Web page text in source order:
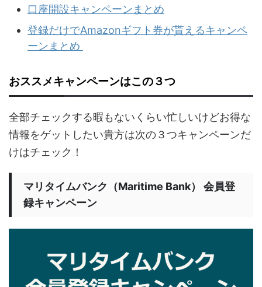
口座開設キャンペーンまとめ
登録だけでAmazonギフト券が貰えるキャンペ
ーンまとめ
おススメキャンペーンはこの３つ
全部チェックする暇もないくらい忙しいけどお得な
情報をゲットしたい貴方は次の３つキャンペーンだ
けはチェック！
マリタイムバンク（Maritime Bank） 会員登
録キャンペーン